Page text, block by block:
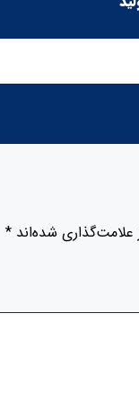
شده‌اند *